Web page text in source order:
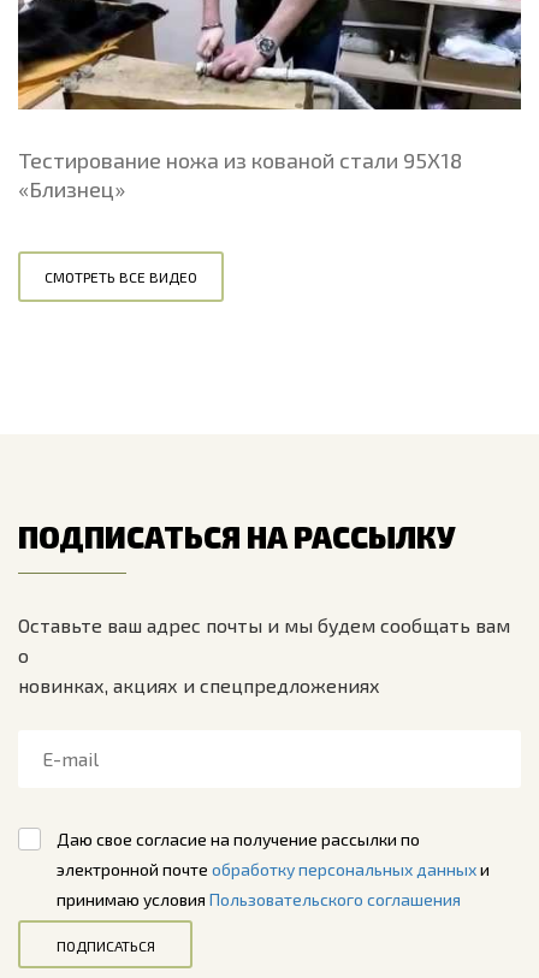
Тестирование ножа из кованой стали 95Х18
«Близнец»
СМОТРЕТЬ ВСЕ ВИДЕО
ПОДПИСАТЬСЯ НА РАССЫЛКУ
Оставьте ваш адрес почты и мы будем сообщать вам
о
новинках, акциях и спецпредложениях
Даю свое согласие на получение рассылки по
электронной почте обработку персональных данныхи
принимаю условия Пользовательского соглашения
ПОДПИСАТЬСЯ